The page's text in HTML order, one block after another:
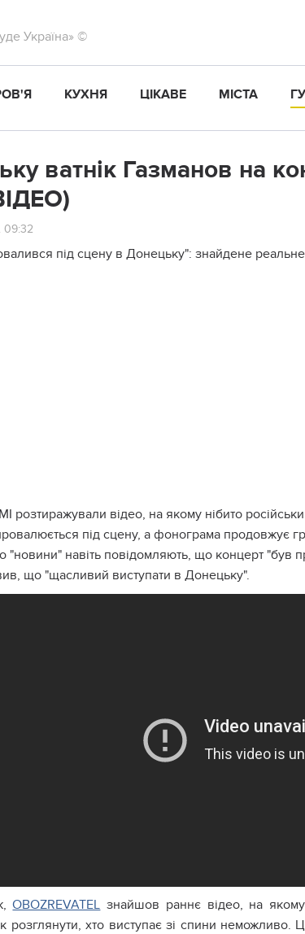
Україна» ©
КУХНЯ ЦІКАВЕ МІСТА
ватнiк Газманов на
09:32
під сцену в Донецьку": знайдене
розтиражували відео, на якому нібито
під сцену, а фонограма продовжує
"новини" навіть повідомляють, що концерт "був
що "щасливий виступати в Донецьку".
OBOZREVATEL знайшов раннє відео, на
розглянути, хто виступає зі спини